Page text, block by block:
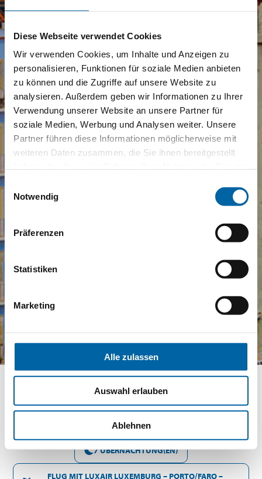
Diese Webseite verwendet Cookies
Wir verwenden Cookies, um Inhalte und Anzeigen zu
personalisieren, Funktionen für soziale Medien anbieten
zu können und die Zugriffe auf unsere Website zu
analysieren. Außerdem geben wir Informationen zu Ihrer
Verwendung unserer Website an unsere Partner für
soziale Medien, Werbung und Analysen weiter. Unsere
Partner führen diese Informationen möglicherweise mit
weiteren Daten zusammen, die Sie ihnen bereitgestellt
Einwilligungsauswahl
Notwendig
Präferenzen
Statistiken
Marketing
Alle zulassen
Auswahl erlauben
Ablehnen
SONNTAG 16 MAI - SONNTAG 23 MAI 2027
7 ÜBERNACHTUNG(EN)
FLUG MIT LUXAIR LUXEMBURG – PORTO/FARO –